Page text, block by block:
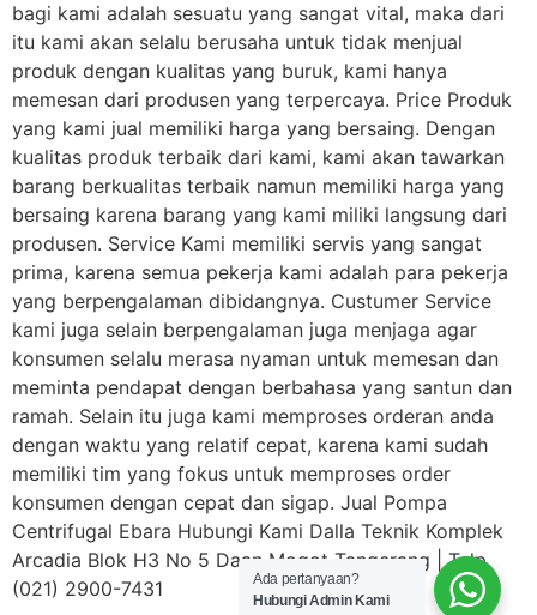
bagi kami adalah sesuatu yang sangat vital, maka dari
itu kami akan selalu berusaha untuk tidak menjual
produk dengan kualitas yang buruk, kami hanya
memesan dari produsen yang terpercaya. Price Produk
yang kami jual memiliki harga yang bersaing. Dengan
kualitas produk terbaik dari kami, kami akan tawarkan
barang berkualitas terbaik namun memiliki harga yang
bersaing karena barang yang kami miliki langsung dari
produsen. Service Kami memiliki servis yang sangat
prima, karena semua pekerja kami adalah para pekerja
yang berpengalaman dibidangnya. Custumer Service
kami juga selain berpengalaman juga menjaga agar
konsumen selalu merasa nyaman untuk memesan dan
meminta pendapat dengan berbahasa yang santun dan
ramah. Selain itu juga kami memproses orderan anda
dengan waktu yang relatif cepat, karena kami sudah
memiliki tim yang fokus untuk memproses order
konsumen dengan cepat dan sigap. Jual Pompa
Centrifugal Ebara Hubungi Kami Dalla Teknik Komplek
Arcadia Blok H3 No 5 Daan Mogot Tangerang | Telp.
(021) 2900-7431
Ada pertanyaan?
Hubungi Admin Kami